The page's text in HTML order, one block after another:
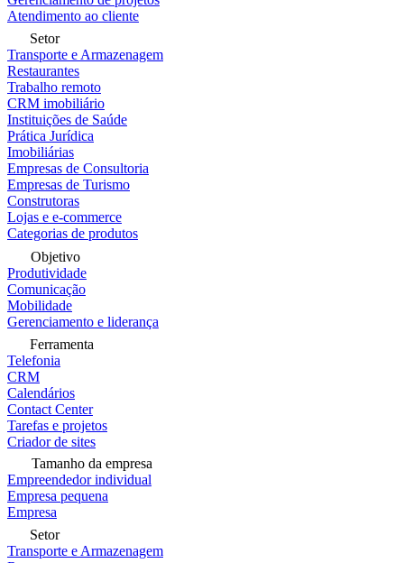
Atendimento ao cliente
Setor
Transporte e Armazenagem
Restaurantes
Trabalho remoto
CRM imobiliário
Instituições de Saúde
Prática Jurídica
Imobiliárias
Empresas de Consultoria
Empresas de Turismo
Construtoras
Lojas e e-commerce
Categorias de produtos
Objetivo
Produtividade
Comunicação
Mobilidade
Gerenciamento e liderança
Ferramenta
Telefonia
CRM
Calendários
Contact Center
Tarefas e projetos
Criador de sites
Tamanho da empresa
Empreendedor individual
Empresa pequena
Empresa
Setor
Transporte e Armazenagem